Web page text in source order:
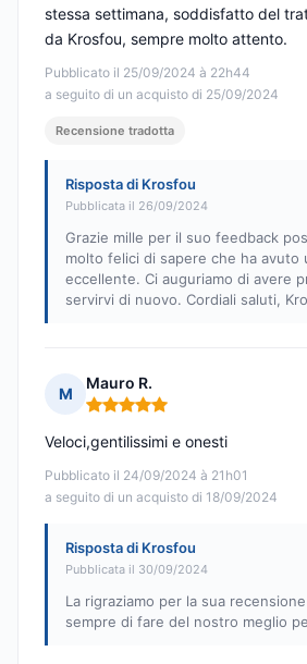
Pubblicato il 25/09/2024 à 22h44
a seguito di un acquisto di 25/09/2024
stessa settimana, soddisfatto del
da Krosfou, sempre molto attento.
Recensione tradotta
Risposta di Krosfou
Pubblicata il 26/09/2024
Grazie mille per il suo feedback
molto felici di sapere che ha avuto
eccellente. Ci auguriamo di avere
servirvi di nuovo. Cordiali saluti,
M
Mauro R.
Nota: 5 su 5
Pubblicato il 24/09/2024 à 21h01
a seguito di un acquisto di 18/09/2024
Veloci,gentilissimi e onesti
Risposta di Krosfou
Pubblicata il 30/09/2024
La rigraziamo per la sua
sempre di fare del nostro meglio